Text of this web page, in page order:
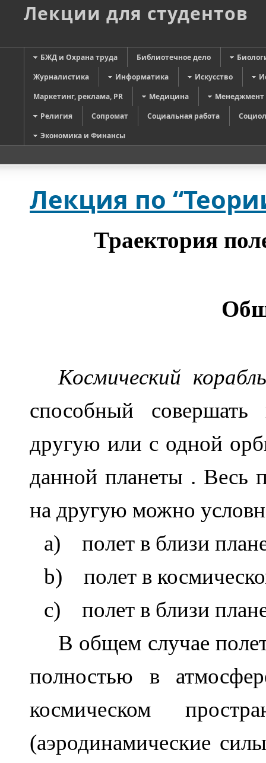
Лекции для студентов
БЖД и Охрана труда Библиотечное дело
Журналистика
Информатика Искусство
Маркетинг, реклама, PR
Медицина
Менеджмент
Религия
Сопромат Социальная работа
Экономика и Финансы
Лекция по
Траектория
Космический корабль
способный
другую или с одной
данной планеты . Весь
на другую можно
a)
полет в близи
b)
полет в
c)
полет в близи
В общем случае
полностью в
космическом
(аэродинамические